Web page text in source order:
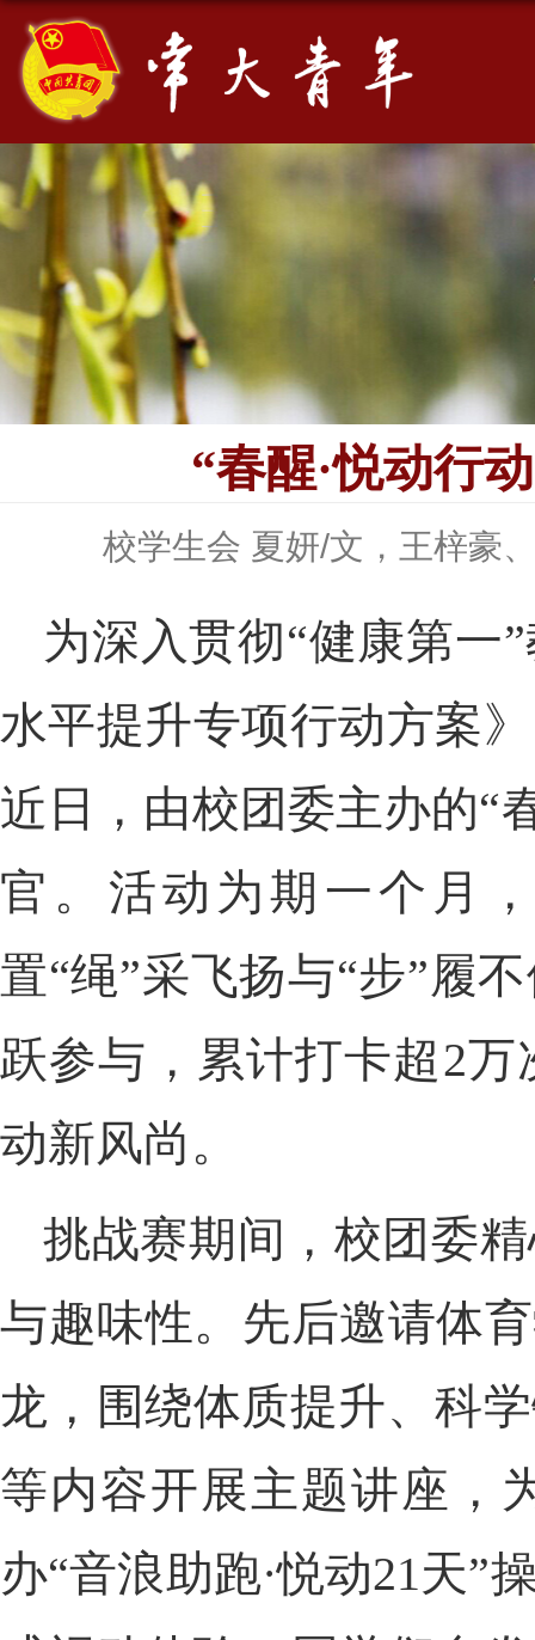
“春醒·悦动行
校学生会 夏妍/文，王梓豪
为深入贯彻“健康第一
水平提升专项行动方案
近日，由校团委主办的“
官。活动为期一个月
置“绳”采飞扬与“步”履
跃参与，累计打卡超2
动新风尚。
挑战赛期间，校团委
与趣味性。先后邀请体
龙，围绕体质提升、科
等内容开展主题讲座，
办“音浪助跑·悦动21天”